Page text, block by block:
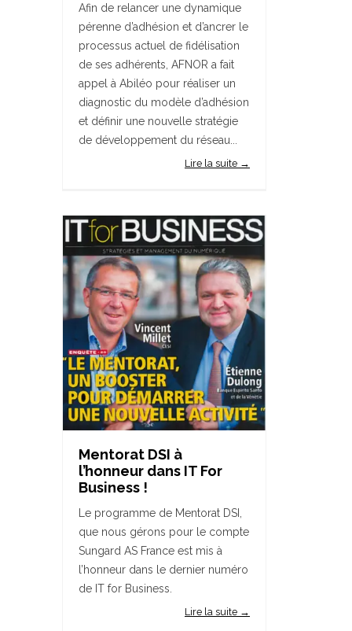
Afin de relancer une dynamique
pérenne d’adhésion et d’ancrer le
processus actuel de fidélisation
de ses adhérents, AFNOR a fait
appel à Abiléo pour réaliser un
diagnostic du modèle d’adhésion
et définir une nouvelle stratégie
de développement du réseau...
Lire la suite →
Mentorat DSI à
l’honneur dans IT For
Business !
Le programme de Mentorat DSI,
que nous gérons pour le compte
Sungard AS France est mis à
l’honneur dans le dernier numéro
de IT for Business.
Lire la suite →